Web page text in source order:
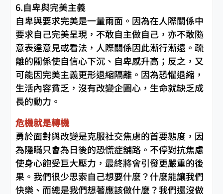
6.自卑與完美主義
自卑與要求完美是一量兩面。因為在人際關係中
要求自己完美呈現，不敢自主做自己，亦不敢隨
意表達意見或看法，人際關係因此漸行漸遠。疏
離的關係使自信心下沉、自卑感升高；反之，又
可能因完美主義更形退縮隔離。因為恐懼退縮，
生活內容貧乏，沒有改變企圖心，生命就缺乏成
長的動力。
危機就是轉機
勇於面對與改變是克服社交焦慮的首要態度，因
為隱瞞只會為日後的恐慌症舖路。不停對抗焦慮
使身心飽受巨大壓力，最終將會引發更嚴重的後
果。我們很少思索自己想要什麼？什麼能讓我們
快樂、而總是我們想著應該做什麼？我們還沒做